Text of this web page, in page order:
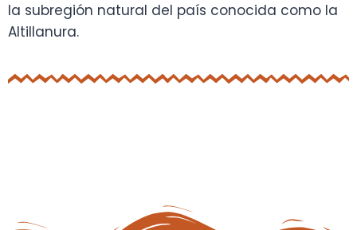
la subregión natural del país conocida como la
Altillanura.